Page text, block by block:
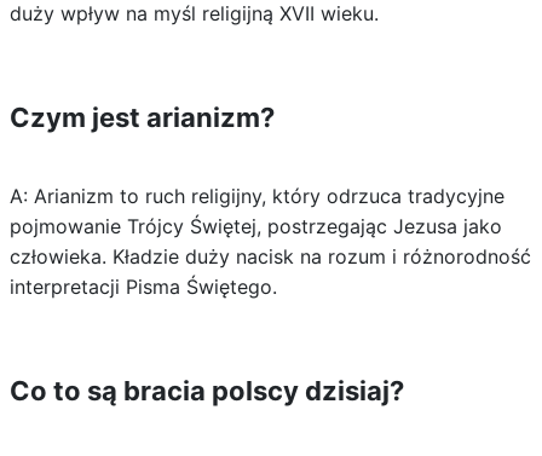
duży wpływ na myśl religijną XVII wieku.
Czym jest arianizm?
A: Arianizm to ruch religijny, który odrzuca tradycyjne
pojmowanie Trójcy Świętej, postrzegając Jezusa jako
człowieka. Kładzie duży nacisk na rozum i różnorodność
interpretacji Pisma Świętego.
Co to są bracia polscy dzisiaj?